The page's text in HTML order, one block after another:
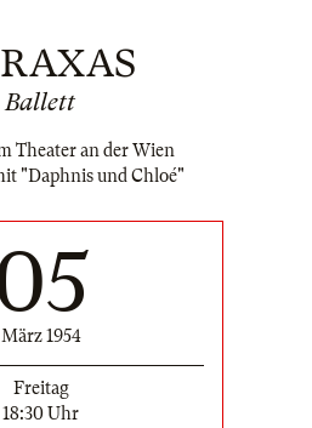
Ballett
Theater an der Wien
"Daphnis und Chloé"
März 1954
Freitag
18:30 Uhr